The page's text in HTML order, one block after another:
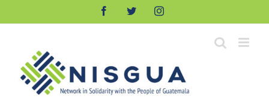
FacebookTwitterInstagram